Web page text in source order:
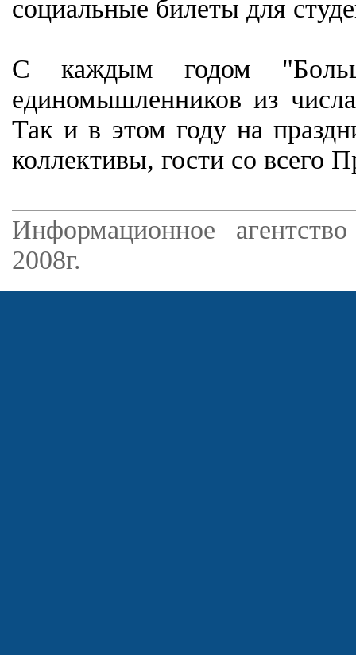
социальные билеты для
С каждым годом
единомышленников из
Так и в этом году на
коллективы, гости со всего
Информационное
2008г.